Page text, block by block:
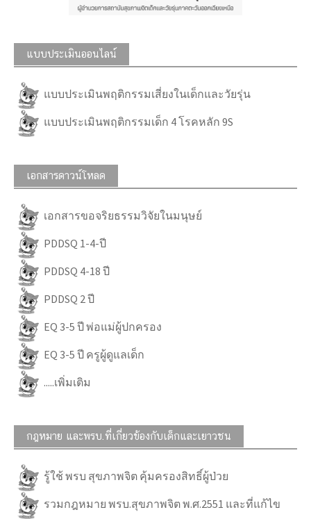
แบบประเมินออนไลน์
แบบประเมินพฤติกรรมเสี่ยงในเด็กและวัยรุ่น
แบบประเมินพฤติกรรมเด็ก 4 โรคหลัก 9S
เอกสารดาวน์โหลด
เอกสารขอจริยธรรมวิจัยในมนุษย์
PDDSQ 1-4-ปี
PDDSQ 4-18 ปี
PDDSQ 2 ปี
EQ 3-5 ปี พ่อแม่ผู้ปกครอง
EQ 3-5 ปี ครูผู้ดูแลเด็ก
.....เพิ่มเติม
กฎหมาย และพรบ.ที่เกี่ยวข้องกับเด็กและเยาวชน
รู้ใช้ พรบ สุขภาพจิต คุ้มครองสิทธิ์ผู้ป่วย
รวมกฎหมาย พรบ.สุขภาพจิต พ.ศ.2551 และที่แก้ไข